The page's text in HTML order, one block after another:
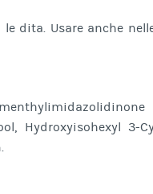
dita. Usare anche
Hydroxyisohexyl 3-